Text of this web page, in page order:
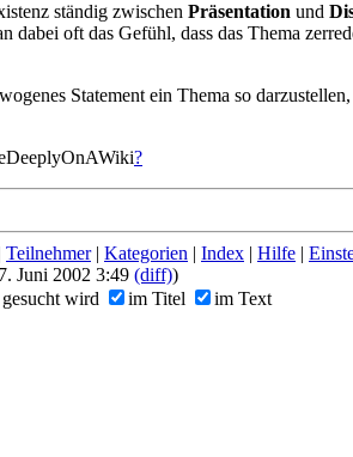
ständig zwischen Präsentation und
dabei oft das Gefühl, dass das Thema
Statement ein Thema so
?
Teilnehmer| Kategorien | Index | Hilfe |
Juni 2002 3:49 (diff))
gesucht wird im Titel im Text